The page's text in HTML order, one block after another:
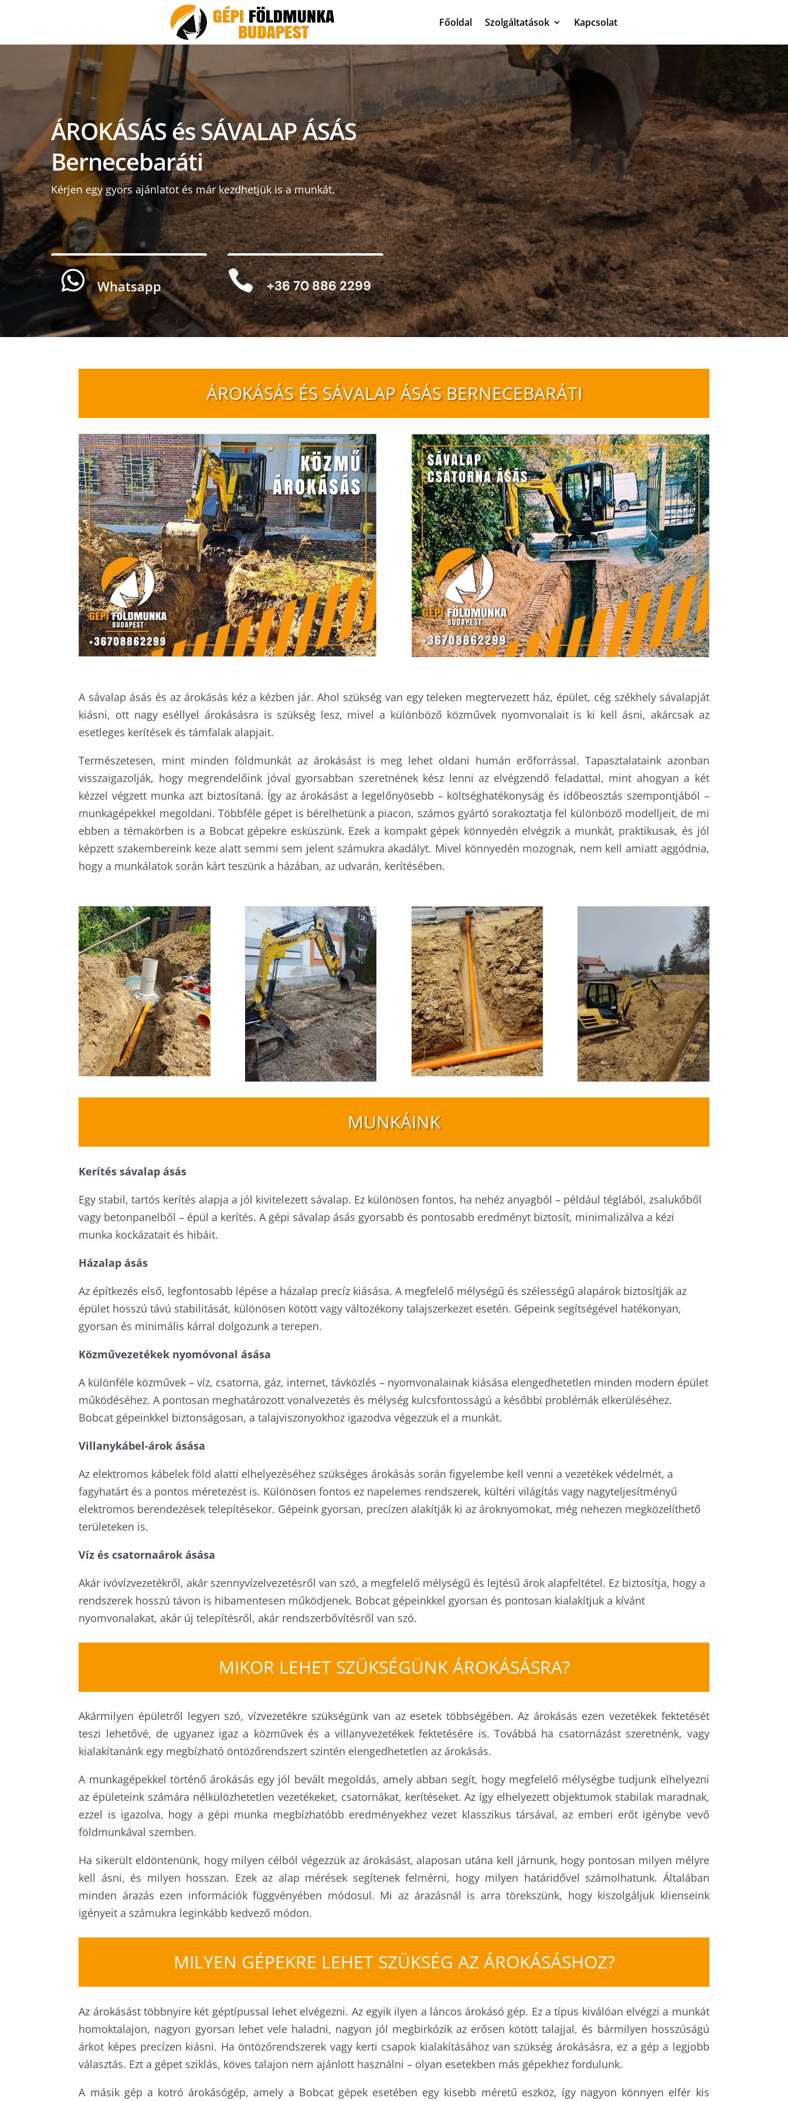
Főoldal Szolgáltatások Kapcsolat
ÁROKÁSÁS és SÁVALAP ÁSÁS
Bernecebaráti
Kérjen egy gyors ajánlatot és már kezdhetjük is a munkát.
 Whatsapp  +36 70 886 2299
ÁROKÁSÁS ÉS SÁVALAP ÁSÁS BERNECEBARÁTI
A sávalap ásás és az árokásás kéz a kézben jár. Ahol szükség van egy teleken megtervezett ház, épület, cég székhely sávalapját
kiásni, ott nagy eséllyel árokásásra is szükség lesz, mivel a különböző közművek nyomvonalait is ki kell ásni, akárcsak az
esetleges kerítések és támfalak alapjait.
Természetesen, mint minden földmunkát az árokásást is meg lehet oldani humán erőforrással. Tapasztalataink azonban
visszaigazolják, hogy megrendelőink jóval gyorsabban szeretnének kész lenni az elvégzendő feladattal, mint ahogyan a két
kézzel végzett munka azt biztosítaná. Így az árokásást a legelőnyösebb – költséghatékonyság és időbeosztás szempontjából –
munkagépekkel megoldani. Többféle gépet is bérelhetünk a piacon, számos gyártó sorakoztatja fel különböző modelljeit, de mi
ebben a témakörben is a Bobcat gépekre esküszünk. Ezek a kompakt gépek könnyedén elvégzik a munkát, praktikusak, és jól
képzett szakembereink keze alatt semmi sem jelent számukra akadályt. Mivel könnyedén mozognak, nem kell amiatt aggódnia,
hogy a munkálatok során kárt teszünk a házában, az udvarán, kerítésében.
MUNKÁINK
Kerítés sávalap ásás
Egy stabil, tartós kerítés alapja a jól kivitelezett sávalap. Ez különösen fontos, ha nehéz anyagból – például téglából, zsalukőből
vagy betonpanelből – épül a kerítés. A gépi sávalap ásás gyorsabb és pontosabb eredményt biztosít, minimalizálva a kézi
munka kockázatait és hibáit.
Házalap ásás
Az építkezés első, legfontosabb lépése a házalap precíz kiásása. A megfelelő mélységű és szélességű alapárok biztosítják az
épület hosszú távú stabilitását, különösen kötött vagy változékony talajszerkezet esetén. Gépeink segítségével hatékonyan,
gyorsan és minimális kárral dolgozunk a terepen.
Közművezetékek nyomóvonal ásása
A különféle közművek – víz, csatorna, gáz, internet, távközlés – nyomvonalainak kiásása elengedhetetlen minden modern épület
működéséhez. A pontosan meghatározott vonalvezetés és mélység kulcsfontosságú a későbbi problémák elkerüléséhez.
Bobcat gépeinkkel biztonságosan, a talajviszonyokhoz igazodva végezzük el a munkát.
Villanykábel-árok ásása
Az elektromos kábelek föld alatti elhelyezéséhez szükséges árokásás során figyelembe kell venni a vezetékek védelmét, a
fagyhatárt és a pontos méretezést is. Különösen fontos ez napelemes rendszerek, kültéri világítás vagy nagyteljesítményű
elektromos berendezések telepítésekor. Gépeink gyorsan, precízen alakítják ki az ároknyomokat, még nehezen megközelíthető
területeken is.
Víz és csatornaárok ásása
Akár ivóvízvezetékről, akár szennyvízelvezetésről van szó, a megfelelő mélységű és lejtésű árok alapfeltétel. Ez biztosítja, hogy a
rendszerek hosszú távon is hibamentesen működjenek. Bobcat gépeinkkel gyorsan és pontosan kialakítjuk a kívánt
nyomvonalakat, akár új telepítésről, akár rendszerbővítésről van szó.
MIKOR LEHET SZÜKSÉGÜNK ÁROKÁSÁSRA?
Akármilyen épületről legyen szó, vízvezetékre szükségünk van az esetek többségében. Az árokásás ezen vezetékek fektetését
teszi lehetővé, de ugyanez igaz a közművek és a villanyvezetékek fektetésére is. Továbbá ha csatornázást szeretnénk, vagy
kialakítanánk egy megbízható öntözőrendszert szintén elengedhetetlen az árokásás.
A munkagépekkel történő árokásás egy jól bevált megoldás, amely abban segít, hogy megfelelő mélységbe tudjunk elhelyezni
az épületeink számára nélkülözhetetlen vezetékeket, csatornákat, kerítéseket. Az így elhelyezett objektumok stabilak maradnak,
ezzel is igazolva, hogy a gépi munka megbízhatóbb eredményekhez vezet klasszikus társával, az emberi erőt igénybe vevő
földmunkával szemben.
Ha sikerült eldöntenünk, hogy milyen célból végezzük az árokásást, alaposan utána kell járnunk, hogy pontosan milyen mélyre
kell ásni, és milyen hosszan. Ezek az alap mérések segítenek felmérni, hogy milyen határidővel számolhatunk. Általában
minden árazás ezen információk függvényében módosul. Mi az árazásnál is arra törekszünk, hogy kiszolgáljuk klienseink
igényeit a számukra leginkább kedvező módon.
MILYEN GÉPEKRE LEHET SZÜKSÉG AZ ÁROKÁSÁSHOZ?
Az árokásást többnyire két géptípussal lehet elvégezni. Az egyik ilyen a láncos árokásó gép. Ez a típus kiválóan elvégzi a munkát
homoktalajon, nagyon gyorsan lehet vele haladni, nagyon jól megbirkózik az erősen kötött talajjal, és bármilyen hosszúságú
árkot képes precízen kiásni. Ha öntözőrendszerek vagy kerti csapok kialakításához van szükség árokásásra, ez a gép a legjobb
választás. Ezt a gépet sziklás, köves talajon nem ajánlott használni – olyan esetekben más gépekhez fordulunk.
A másik gép a kotró árokásógép, amely a Bobcat gépek esetében egy kisebb méretű eszköz, így nagyon könnyen elfér kis